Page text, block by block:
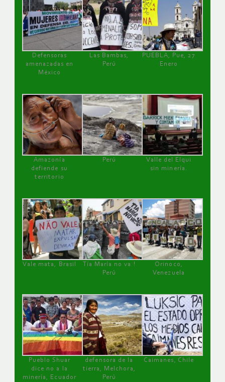
Defensoras
amenazadas en
México
Las Bambas,
Perú
PUEBLA, Pue, 27
Enero
Amazonía
defiende su
territorio
Perú
Valle del Elqui
sin minería.
Vale mata, Brasil
Tía María no va !
Perú
Orinoco,
Venezuela
Pueblo Shuar
dice no a la
minería, Ecuador
defensora de la
tierra, Melchora,
Perú
Caimanes, Chile